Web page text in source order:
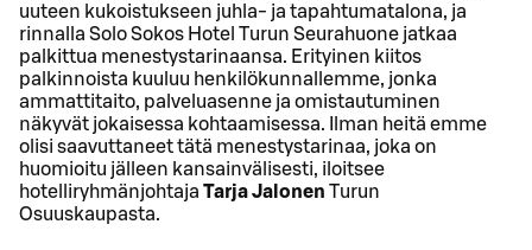
uuteen kukoistukseen juhla- ja tapahtumatalona, ja
rinnalla Solo Sokos Hotel Turun Seurahuone jatkaa
palkittua menestystarinaansa. Erityinen kiitos
palkinnoista kuuluu henkilökunnallemme, jonka
ammattitaito, palveluasenne ja omistautuminen
näkyvät jokaisessa kohtaamisessa. Ilman heitä emme
olisi saavuttaneet tätä menestystarinaa, joka on
huomioitu jälleen kansainvälisesti, iloitsee
hotelliryhmänjohtaja Tarja Jalonen Turun
Osuuskaupasta.